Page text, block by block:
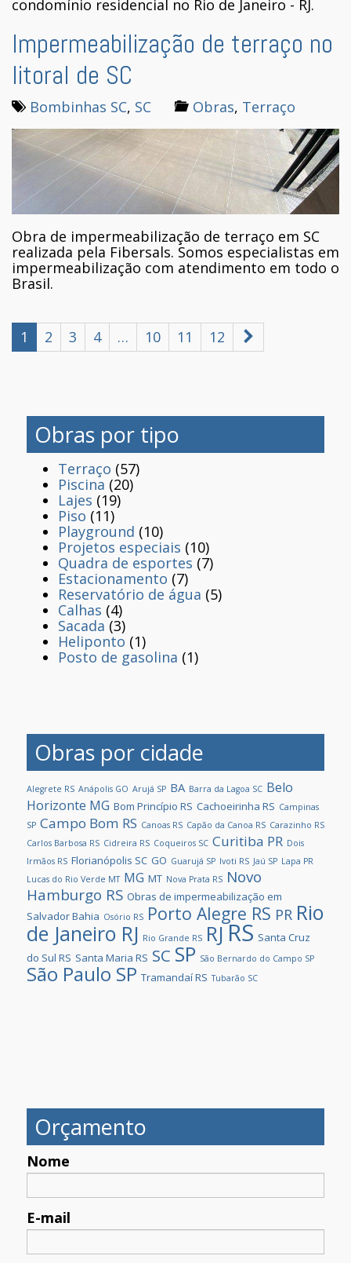
condomínio residencial no Rio de Janeiro - RJ.
Impermeabilização de terraço no
litoral de SC
Bombinhas SC, SC Obras, Terraço
Obra de impermeabilização de terraço em SC
realizada pela Fibersals. Somos especialistas em
impermeabilização com atendimento em todo o
Brasil.
1 2 3 4 … 10 11 12
Obras por tipo
Terraço (57)
Piscina (20)
Lajes (19)
Piso (11)
Playground (10)
Projetos especiais (10)
Quadra de esportes (7)
Estacionamento (7)
Reservatório de água (5)
Calhas (4)
Sacada (3)
Heliponto (1)
Posto de gasolina (1)
Obras por cidade
Alegrete RS Anápolis GO Arujá SP BA Barra da Lagoa SC Belo
Horizonte MG Bom Princípio RS Cachoeirinha RS Campinas
SP Campo Bom RS Canoas RS Capão da Canoa RS Carazinho RS
Carlos Barbosa RS Cidreira RS Coqueiros SC Curitiba PR Dois
Irmãos RS Florianópolis SC GO Guarujá SP Ivoti RS Jaú SP Lapa PR
Lucas do Rio Verde MT MG MT Nova Prata RS Novo
Hamburgo RS Obras de impermeabilização em
Salvador Bahia Osório RS Porto Alegre RS PR Rio
de Janeiro RJ Rio Grande RS RJRS Santa Cruz
do Sul RS Santa Maria RS SC SP São Bernardo do Campo SP
São Paulo SP Tramandaí RS Tubarão SC
Orçamento
Nome
E-mail